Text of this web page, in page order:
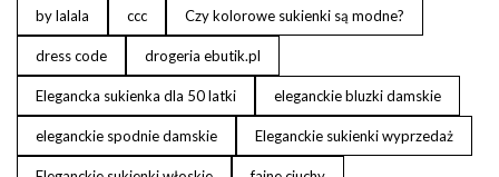
by lalala ccc Czy kolorowe sukienki są modne?
dress code drogeria ebutik.pl
Elegancka sukienka dla 50 latki eleganckie bluzki damskie
eleganckie spodnie damskie Eleganckie sukienki wyprzedaż